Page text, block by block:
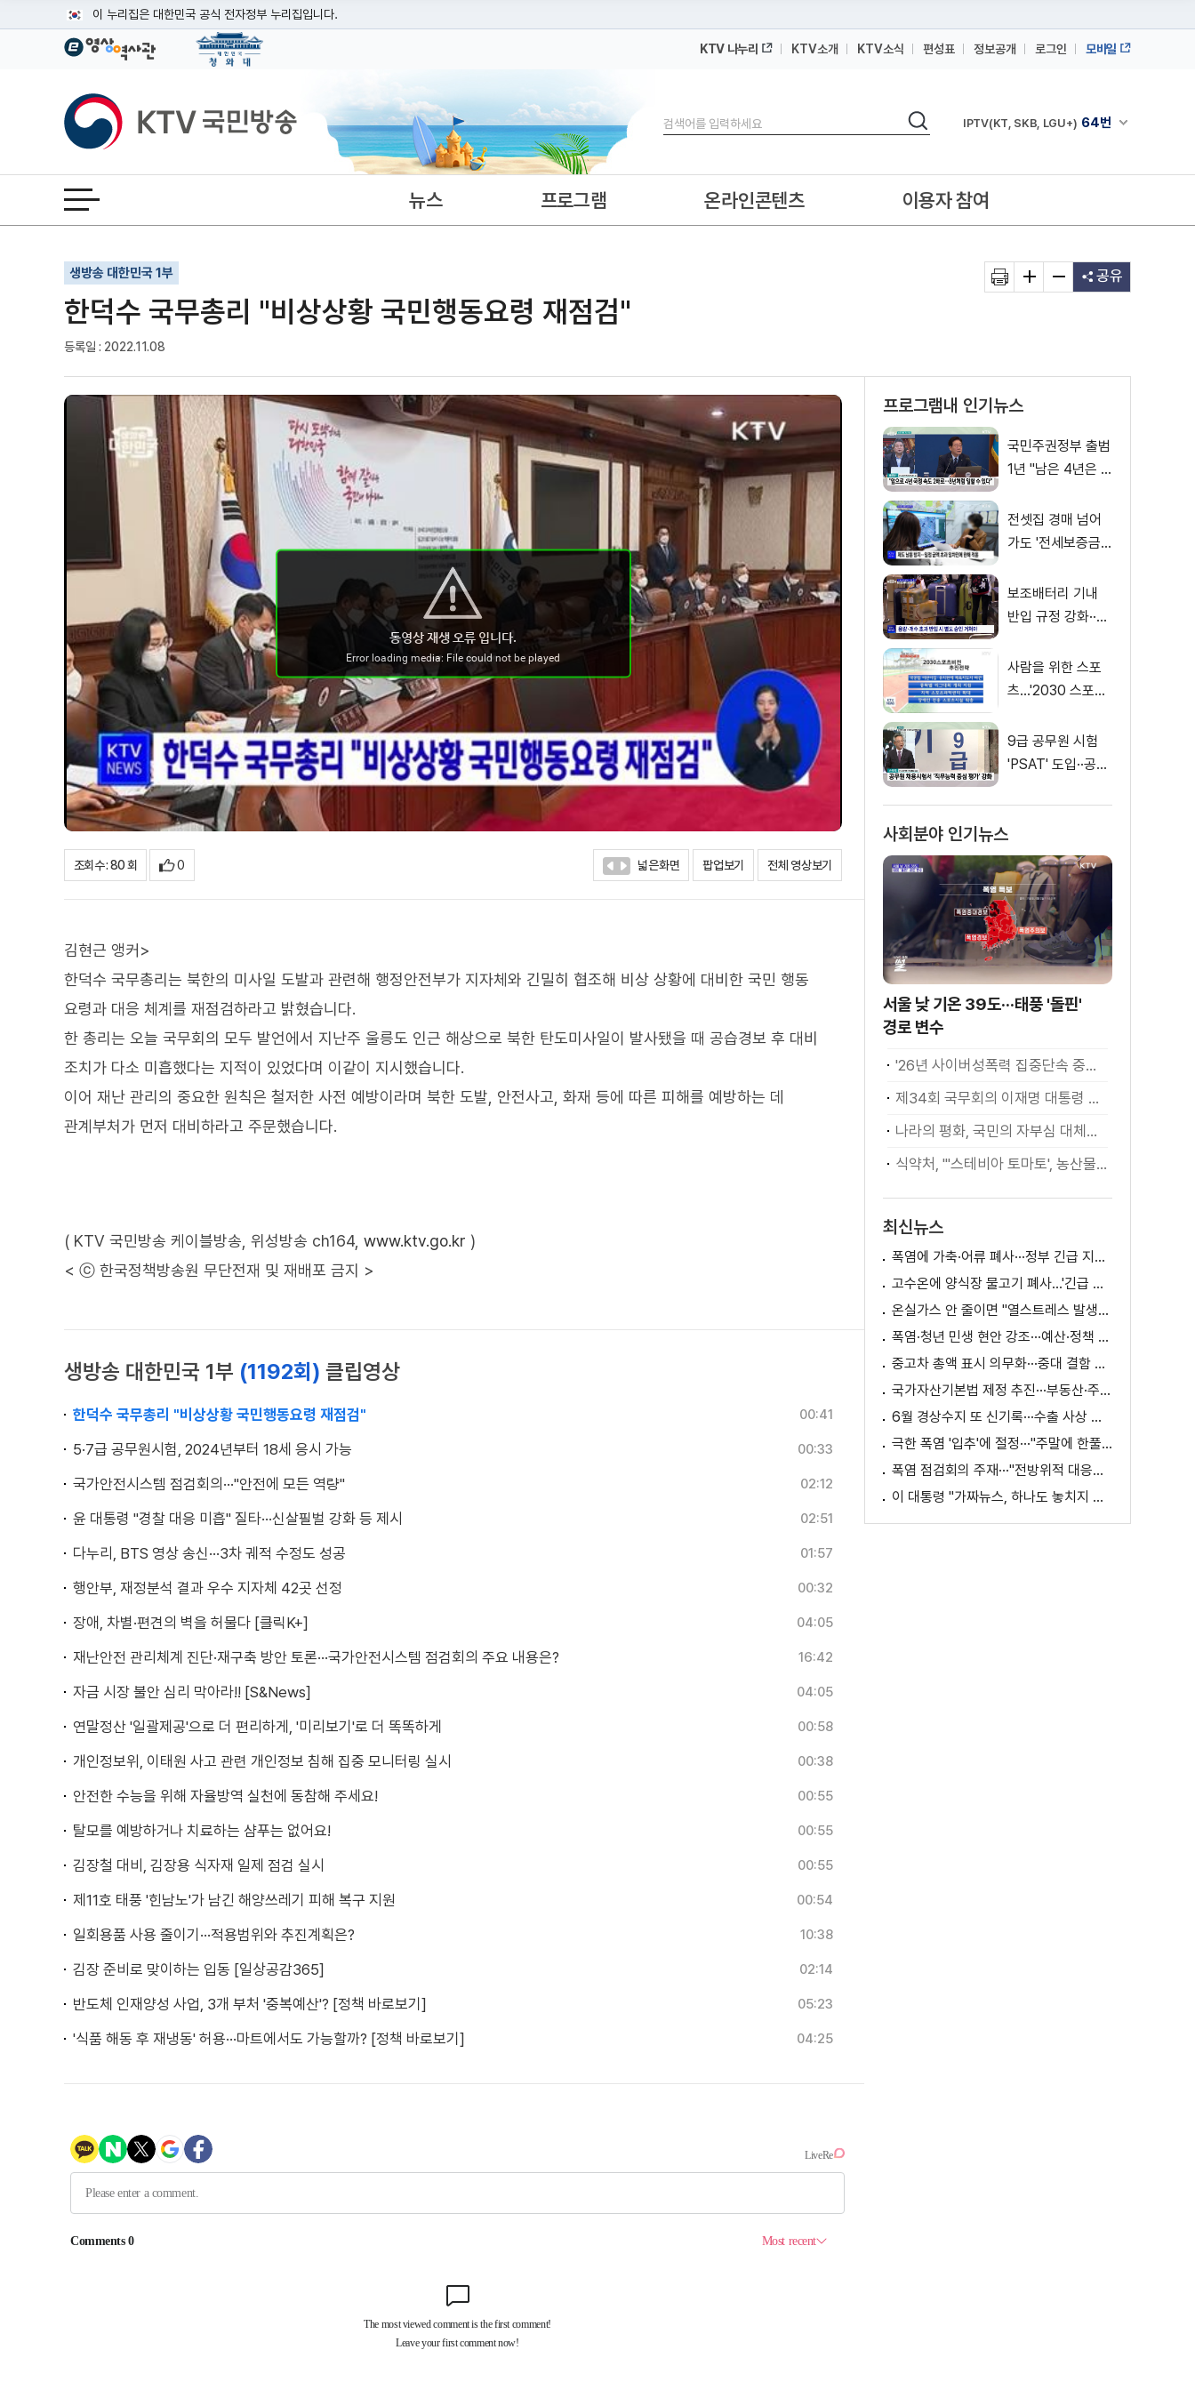
이 누리집은 대한민국 공식 전자정부 누리집입니다.
공식 누리집 주소 확인하기
이밖에 or.kr 또는 .kr등 다른 도메인 주소를 사용하고 있다면 아래 URL에서 도메인 주소를 확인해 보세요
운영중인 공식 누리집보기
KTV 나누리 KTV소개 KTV소식 편성표 정보공개 로그인 모바일
KTV국민방송
검색
검색 채널안내 펼쳐
IPTV(KT, SKB, LGU+) 64번
IPTV(KT, SKB, LGU+)
전체메뉴 열기 뉴스 프로그램 온라인콘텐츠 이용자 참여
생방송 대한민국 1부
한덕수 국무총리 "비상상황 국민행동요령 재점검"
등록일 : 2022.11.08
기사인쇄
글자확대
글자축소 공유
조회수 : 80 회 0 넓은화면 팝업보기 전체 영상보기
김현근 앵커>
한덕수 국무총리는 북한의 미사일 도발과 관련해 행정안전부가 지자체와 긴밀히 협조해 비상 상황에 대비한 국민 행동
요령과 대응 체계를 재점검하라고 밝혔습니다.
한 총리는 오늘 국무회의 모두 발언에서 지난주 울릉도 인근 해상으로 북한 탄도미사일이 발사됐을 때 공습경보 후 대비
조치가 다소 미흡했다는 지적이 있었다며 이같이 지시했습니다.
이어 재난 관리의 중요한 원칙은 철저한 사전 예방이라며 북한 도발, 안전사고, 화재 등에 따른 피해를 예방하는 데
관계부처가 먼저 대비하라고 주문했습니다.
( KTV 국민방송 케이블방송, 위성방송 ch164, www.ktv.go.kr )
< ⓒ 한국정책방송원 무단전재 및 재배포 금지 >
생방송 대한민국 1부 (1192회) 클립영상
한덕수 국무총리 "비상상황 국민행동요령 재점검" 00:41
5·7급 공무원시험, 2024년부터 18세 응시 가능 00:33
국가안전시스템 점검회의···"안전에 모든 역량" 02:12
윤 대통령 "경찰 대응 미흡" 질타···신살필벌 강화 등 제시 02:51
다누리, BTS 영상 송신···3차 궤적 수정도 성공 01:57
행안부, 재정분석 결과 우수 지자체 42곳 선정 00:32
장애, 차별·편견의 벽을 허물다 [클릭K+] 04:05
재난안전 관리체계 진단·재구축 방안 토론···국가안전시스템 점검회의 주요 내용은? 16:42
자금 시장 불안 심리 막아라!! [S&News] 04:05
연말정산 '일괄제공'으로 더 편리하게, '미리보기'로 더 똑똑하게 00:58
개인정보위, 이태원 사고 관련 개인정보 침해 집중 모니터링 실시 00:38
안전한 수능을 위해 자율방역 실천에 동참해 주세요! 00:55
탈모를 예방하거나 치료하는 샴푸는 없어요! 00:55
김장철 대비, 김장용 식자재 일제 점검 실시 00:55
제11호 태풍 '힌남노'가 남긴 해양쓰레기 피해 복구 지원 00:54
일회용품 사용 줄이기···적용범위와 추진계획은? 10:38
김장 준비로 맞이하는 입동 [일상공감365] 02:14
반도체 인재양성 사업, 3개 부처 '중복예산'? [정책 바로보기] 05:23
'식품 해동 후 재냉동' 허용···마트에서도 가능할까? [정책 바로보기] 04:25
프로그램내 인기뉴스
국민주권정부 출범
1년 "남은 4년은 8
전셋집 경매 넘어
가도 '전세보증금'
보조배터리 기내
반입 규정 강화··
사람을 위한 스포
츠…'2030 스포츠
9급 공무원 시험
'PSAT' 도입··공정
사회분야 인기뉴스
서울 낮 기온 39도···태풍 '돌핀'
경로 변수
'26년 사이버성폭력 집중단속 중간성과 발표···향후 추진계획은?
제34회 국무회의 이재명 대통령 모두발언
나라의 평화, 국민의 자부심 대체불가 대한민국 이재명 대통령 모두말씀
식약처, "'스테비아 토마토', 농산물 아닌 가공식품"
최신뉴스
폭염에 가축·어류 폐사···정부 긴급 지원책 마련
고수온에 양식장 물고기 폐사...'긴급 방류' 지원
온실가스 안 줄이면 "열스트레스 발생일 29배 증가"
폭염·청년 민생 현안 강조···예산·정책 방향 제시
중고차 총액 표시 의무화···중대 결함 시 '계약 해제'
국가자산기본법 제정 추진···부동산·주식 등 통합 관리
6월 경상수지 또 신기록···수출 사상 첫 1천억 달러
극한 폭염 '입추'에 절정···"주말에 한풀 꺾인다"
폭염 점검회의 주재···"전방위적 대응체계 가동"
이 대통령 "가짜뉴스, 하나도 놓치지 말고 바로잡아야"